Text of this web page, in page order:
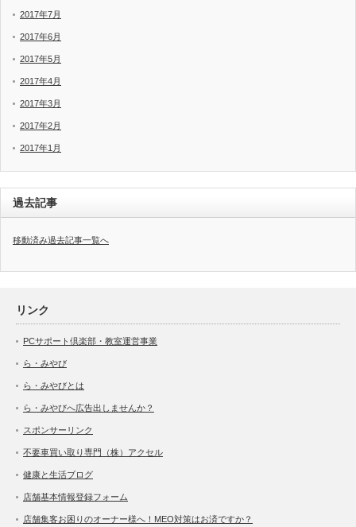
2017年7月
2017年6月
2017年5月
2017年4月
2017年3月
2017年2月
2017年1月
過去記事
移動済み過去記事一覧へ
リンク
PCサポート倶楽部・教室運営事業
ら・みやび
ら・みやびとは
ら・みやびへ広告出しませんか？
スポンサーリンク
不要車買い取り専門（株）アクセル
健康と生活ブログ
店舗基本情報登録フォーム
店舗集客お困りのオーナー様へ！MEO対策はお済ですか？